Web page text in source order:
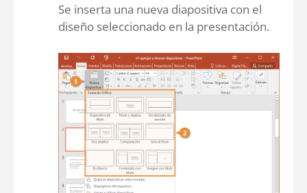
Se inserta una nueva diapositiva con el
diseño seleccionado en la presentación.